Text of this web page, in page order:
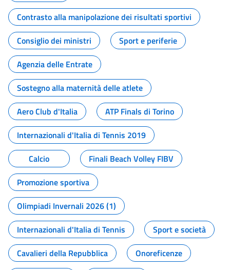
Contrasto alla manipolazione dei risultati sportivi
Consiglio dei ministri
Sport e periferie
Agenzia delle Entrate
Sostegno alla maternità delle atlete
Aero Club d'Italia
ATP Finals di Torino
Internazionali d'Italia di Tennis 2019
Calcio
Finali Beach Volley FIBV
Promozione sportiva
Olimpiadi Invernali 2026 (1)
Internazionali d'Italia di Tennis
Sport e società
Cavalieri della Repubblica
Onoreficenze